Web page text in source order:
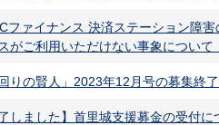
ファイナンス 決済ステーション障
がご利用いただけない事象につい
りの賢人」2023年12月号の募集終
しました】首里城支援募金の受付に